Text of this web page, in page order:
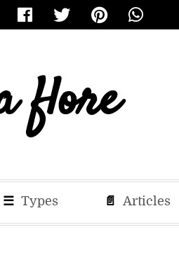
flore
☰ Types 📄 Articles
FLORA